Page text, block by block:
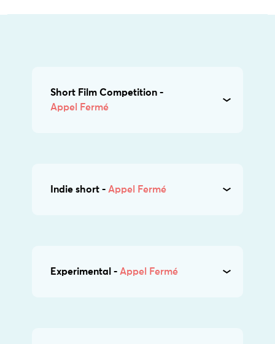
Short Film Competition -
Appel Fermé
Indie short - Appel Fermé
Experimental - Appel Fermé